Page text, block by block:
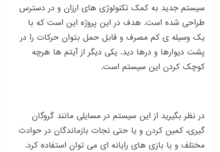
سیستم جدید به کمک تکنولوژی های ارزان و در دسترس
طراحی شده است. هدف در این پروژه این است که با
یک وسیله ی کم مصرف و قابل حمل بتوان حرکات را در
پشت دیوارها و درها دید. یکی دیگر از آیتم ها هرچه
کوچک کردن این سیستم است.
در نظر بگیرید از این سیستم در مسایلی مانند گروگان
گیری، کمین کردن و یا حتی نجات بازماندگان در حوادث
مختلف و یا بازی های رایانه ای می توان استفاده کرد.